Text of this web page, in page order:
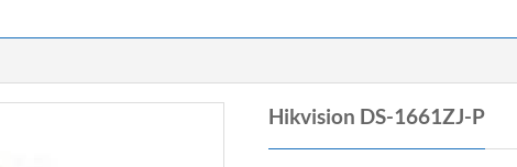
Hikvision DS-1661ZJ-P